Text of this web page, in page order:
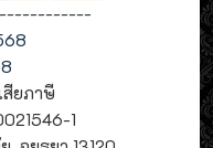
ยภาษี
1